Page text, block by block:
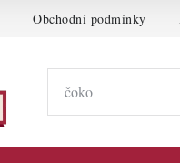
Obchodní podmínky